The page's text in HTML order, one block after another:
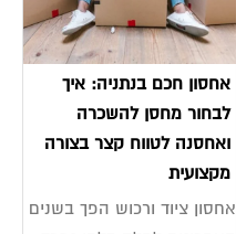
אחסון חכם בנתניה: איך
לבחור מחסן להשכרה
ואחסנה לטווח קצר בצורה
מקצועית
אחסון ציוד ורכוש הפך בשנים